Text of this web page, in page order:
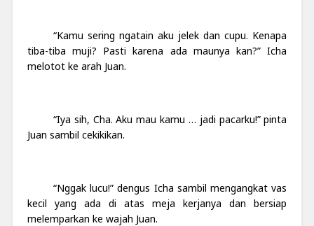
“Kamu sering ngatain aku jelek dan cupu. Kenapa
tiba-tiba muji? Pasti karena ada maunya kan?” Icha
melotot ke arah Juan.
“Iya sih, Cha. Aku mau kamu … jadi pacarku!” pinta
Juan sambil cekikikan.
“Nggak lucu!” dengus Icha sambil mengangkat vas
kecil yang ada di atas meja kerjanya dan bersiap
melemparkan ke wajah Juan.